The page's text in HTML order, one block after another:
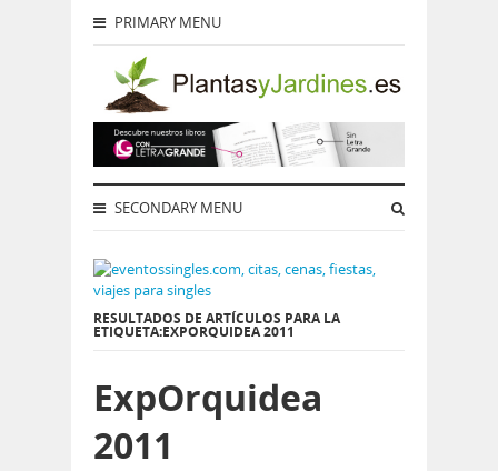
PRIMARY MENU
SECONDARY MENU
RESULTADOS DE ARTÍCULOS PARA LA
ETIQUETA:EXPORQUIDEA 2011
ExpOrquidea
2011